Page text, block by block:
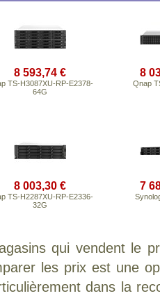
8 593,74 €
TS-H3087XU-RP-E2378-
64G
8
Qnap
8 003,30 €
TS-H2287XU-RP-E2336-
32G
7
qui vendent le
les prix est une
dans la